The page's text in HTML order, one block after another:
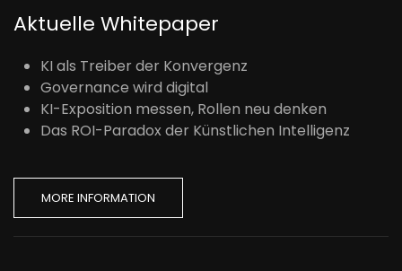
Aktuelle Whitepaper
KI als Treiber der Konvergenz
Governance wird digital
KI-Exposition messen, Rollen neu denken
Das ROI-Paradox der Künstlichen Intelligenz
MORE INFORMATION